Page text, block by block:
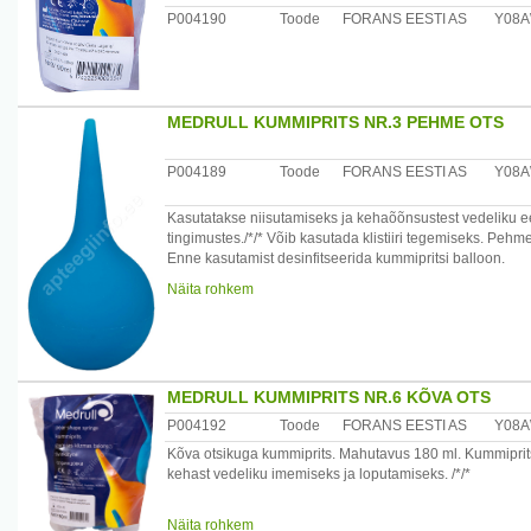
Forans Eesti AS, Mustamae tee. 55, Tallinn, 10621,
Päritoluriik
Eesti
P004190 Toode FORANS EESTI AS
MEDRULL KUMMIPRITS NR.3 PEHME OTS
P004189 Toode FORANS EESTI AS
Kasutatakse niisutamiseks ja kehaõõnsustest vedeliku
tingimustes./*/* Võib kasutada klistiiri tegemiseks.
Enne kasutamist desinfitseerida kummipritsi balloon.
Koostisosad:kumm /kumm+ polüpropüleen
Kummiprits ei tohi ravimi lahusega olla kontaktis
Säilitamistingimused:
Hoida temperatuuril +5 kuni +25kraadi ning mitte hoida
Seadme ja pakendi sisu
Näita rohkem
MEDRULL KUMMIPRITS NR.6 KÕVA OTS
P004192 Toode FORANS EESTI AS
Kõva otsikuga kummiprits. Mahutavus 180 ml.
kehast vedeliku imemiseks ja loputamiseks. /*/*
Näita rohkem